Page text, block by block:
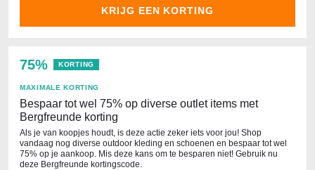
KRIJG EEN KORTING
75% KORTING
MAXIMALE KORTING
Bespaar tot wel 75% op diverse outlet items met
Bergfreunde korting
Als je van koopjes houdt, is deze actie zeker iets voor jou! Shop
vandaag nog diverse outdoor kleding en schoenen en bespaar tot wel
75% op je aankoop. Mis deze kans om te besparen niet! Gebruik nu
deze Bergfreunde kortingscode.